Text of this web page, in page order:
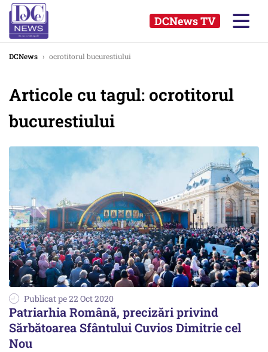
DCNews TV
DCNews › ocrotitorul bucurestiului
Articole cu tagul: ocrotitorul
bucurestiului
Publicat pe 22 Oct 2020
Patriarhia Română, precizări privind
Sărbătoarea Sfântului Cuvios Dimitrie cel
Nou